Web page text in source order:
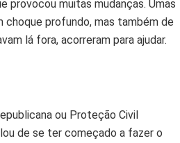
provocou muitas mudanças. Umas
choque profundo, mas também de
lá fora, acorreram para ajudar.
ou Proteção Civil
de se ter começado a fazer o